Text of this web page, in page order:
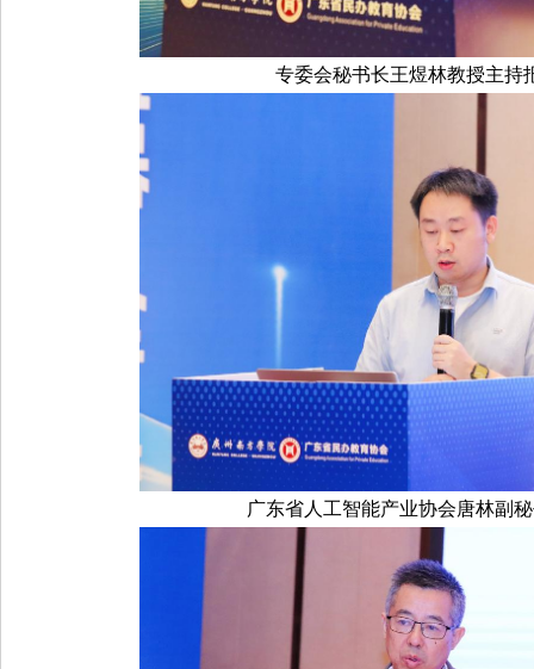
专委会秘书长王煜林教授主持
广东省人工智能产业协会唐林副